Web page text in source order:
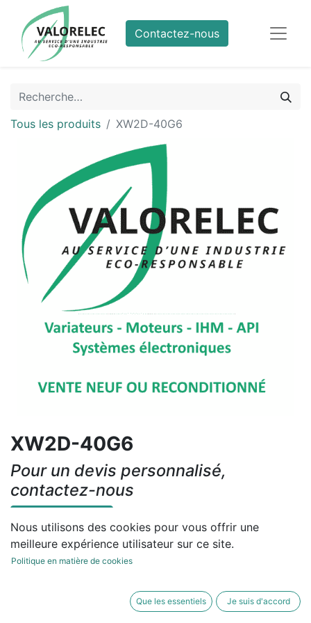
Contactez-nous
Tous les produits XW2D-40G6
XW2D-40G6
Pour un devis personnalisé,
contactez-nous
Conditions générales
Nous utilisons des cookies pour vous offrir une
meilleure expérience utilisateur sur ce site.
Politique en matière de cookies
Que les essentiels Je suis d'accord